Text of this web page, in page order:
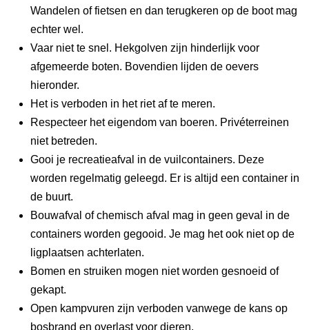
Wandelen of fietsen en dan terugkeren op de boot mag
echter wel.
Vaar niet te snel. Hekgolven zijn hinderlijk voor
afgemeerde boten. Bovendien lijden de oevers
hieronder.
Het is verboden in het riet af te meren.
Respecteer het eigendom van boeren. Privéterreinen
niet betreden.
Gooi je recreatieafval in de vuilcontainers. Deze
worden regelmatig geleegd. Er is altijd een container in
de buurt.
Bouwafval of chemisch afval mag in geen geval in de
containers worden gegooid. Je mag het ook niet op de
ligplaatsen achterlaten.
Bomen en struiken mogen niet worden gesnoeid of
gekapt.
Open kampvuren zijn verboden vanwege de kans op
bosbrand en overlast voor dieren.